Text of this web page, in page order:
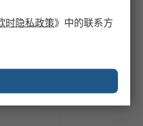
时隐私政策》 中的联系方